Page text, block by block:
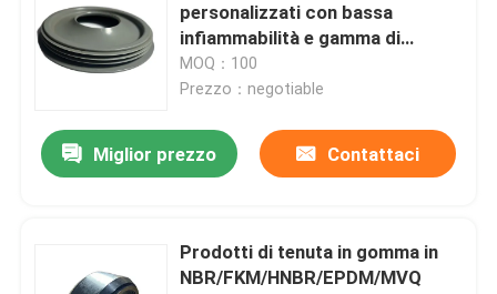
personalizzati con bassa
infiammabilità e gamma di
pressione 0-25MPa
MOQ：100
Prezzo：negotiable
Miglior prezzo Contattaci
Prodotti di tenuta in gomma in
NBR/FKM/HNBR/EPDM/MVQ